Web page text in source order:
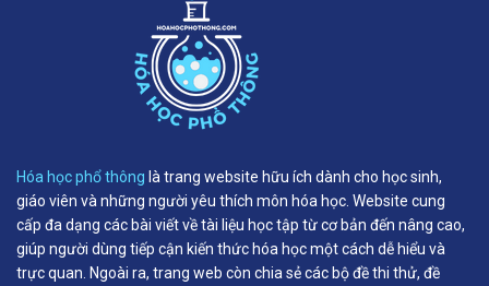
Hóa học phổ thông là trang website hữu ích dành cho học sinh,
giáo viên và những người yêu thích môn hóa học. Website cung
cấp đa dạng các bài viết về tài liệu học tập từ cơ bản đến nâng cao,
giúp người dùng tiếp cận kiến thức hóa học một cách dễ hiểu và
trực quan. Ngoài ra, trang web còn chia sẻ các bộ đề thi thử, đề